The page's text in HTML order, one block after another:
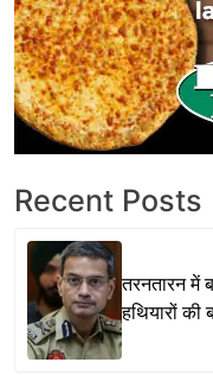
Recent Posts
तरनतारन में
हथियारों की